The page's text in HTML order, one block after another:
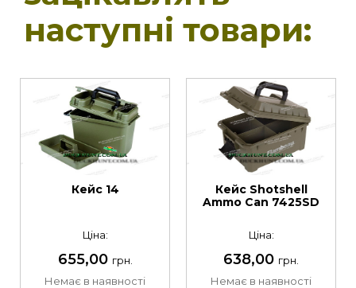
наступні товари:
Кейс 14
Ціна:
655,00 грн.
Немає в наявності
Кейс Shotshell
Ammo Can 7425SD
Ціна:
638,00 грн.
Немає в наявності